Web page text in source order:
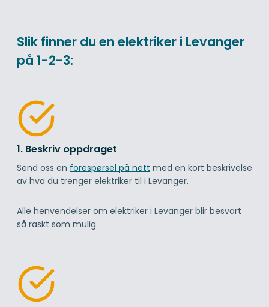
Slik finner du en elektriker i Levanger
på 1-2-3:
1. Beskriv oppdraget
Send oss en forespørsel på nett med en kort beskrivelse
av hva du trenger elektriker til i Levanger.
Alle henvendelser om elektriker i Levanger blir besvart
så raskt som mulig.